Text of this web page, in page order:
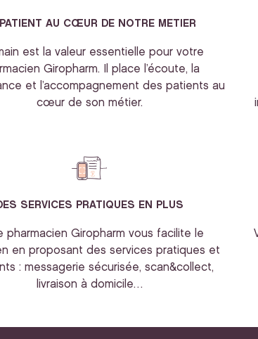
AU CŒUR DE NOTRE METIER
est la valeur essentielle pour votre
Giropharm. Il place l’écoute, la
et l’accompagnement des patients au
cœur de son métier.
SERVICES PRATIQUES EN PLUS
pharmacien Giropharm vous facilite le
en proposant des services pratiques et
: messagerie sécurisée, scan&collect,
livraison à domicile…